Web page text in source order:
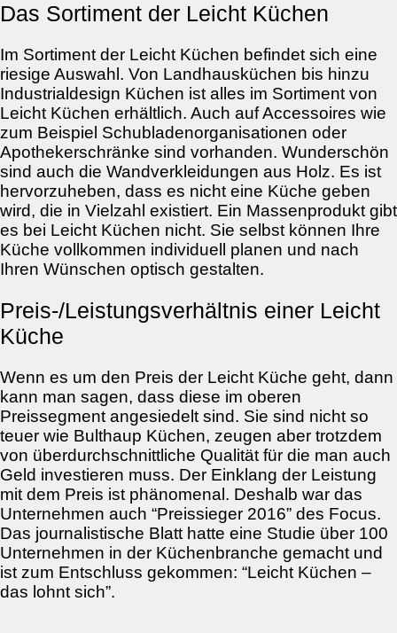
Das Sortiment der Leicht Küchen
Im Sortiment der Leicht Küchen befindet sich eine
riesige Auswahl. Von Landhausküchen bis hinzu
Industrialdesign Küchen ist alles im Sortiment von
Leicht Küchen erhältlich. Auch auf Accessoires wie
zum Beispiel Schubladenorganisationen oder
Apothekerschränke sind vorhanden. Wunderschön
sind auch die Wandverkleidungen aus Holz. Es ist
hervorzuheben, dass es nicht eine Küche geben
wird, die in Vielzahl existiert. Ein Massenprodukt gibt
es bei Leicht Küchen nicht. Sie selbst können Ihre
Küche vollkommen individuell planen und nach
Ihren Wünschen optisch gestalten.
Preis-/Leistungsverhältnis einer Leicht
Küche
Wenn es um den Preis der Leicht Küche geht, dann
kann man sagen, dass diese im oberen
Preissegment angesiedelt sind. Sie sind nicht so
teuer wie Bulthaup Küchen, zeugen aber trotzdem
von überdurchschnittliche Qualität für die man auch
Geld investieren muss. Der Einklang der Leistung
mit dem Preis ist phänomenal. Deshalb war das
Unternehmen auch “Preissieger 2016” des Focus.
Das journalistische Blatt hatte eine Studie über 100
Unternehmen in der Küchenbranche gemacht und
ist zum Entschluss gekommen: “Leicht Küchen –
das lohnt sich”.